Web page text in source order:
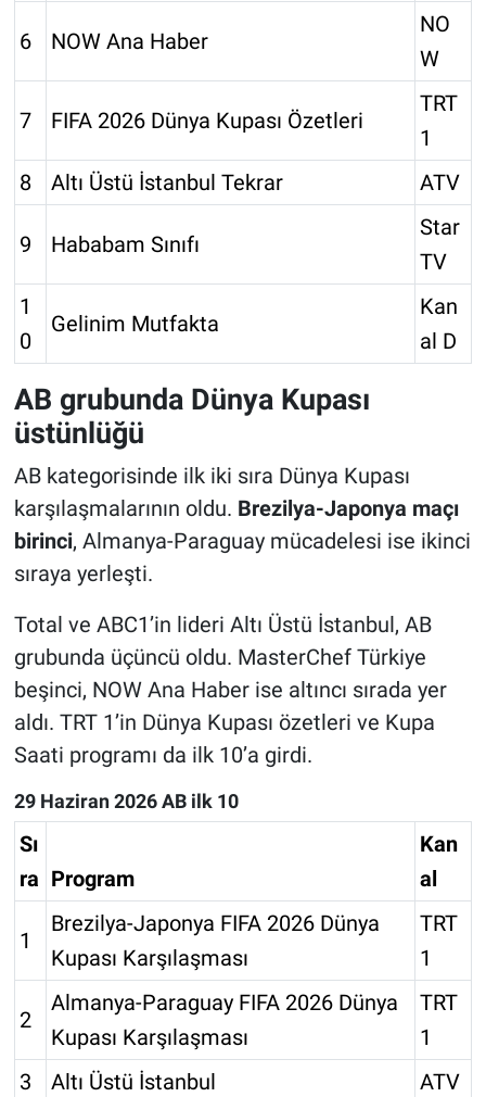
6 NOW Ana Haber
NO
W
7 FIFA 2026 Dünya Kupası Özetleri
TRT
1
8
Altı Üstü İstanbul Tekrar ATV
9 Hababam Sınıfı
Star
TV
1
0
Gelinim Mutfakta
Kan
al D
AB grubunda Dünya Kupası
üstünlüğü
AB kategorisinde ilk iki sıra Dünya Kupası
karşılaşmalarının oldu. Brezilya-Japonya maçı
birinci, Almanya-Paraguay mücadelesi ise ikinci
sıraya yerleşti.
Total ve ABC1’in lideri Altı Üstü İstanbul, AB
grubunda üçüncü oldu. MasterChef Türkiye
beşinci, NOW Ana Haber ise altıncı sırada yer
aldı. TRT 1’in Dünya Kupası özetleri ve Kupa
Saati programı da ilk 10’a girdi.
29 Haziran 2026 AB ilk 10
Sı
ra Program
Kan
al
1
Brezilya-Japonya FIFA 2026 Dünya
Kupası Karşılaşması
TRT
1
2
Almanya-Paraguay FIFA 2026 Dünya
Kupası Karşılaşması
TRT
1
3
Altı Üstü İstanbul ATV